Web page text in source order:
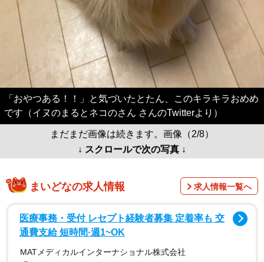
「おやつある！！」と気づいたとたん、このキラキラおめめ
です（イヌのまるとネコのさん さんのTwitterより）
まだまだ画像は続きます。画像（2/8）
↓ スクロールで次の写真 ↓
まいどなの求人情報 求人情報一覧へ
医療事務・受付 レセプト経験者募集 定着率も 交
通費支給 短時間·週1~OK
MATメディカルインターナショナル株式会社